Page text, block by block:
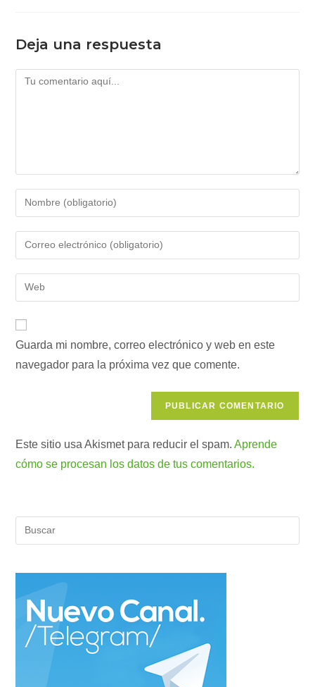
Deja una respuesta
Comentario
Introduce
tu
nombre
de
usuario
para
Introduce
tu
dirección
de
para
comentar
Introduce
la
de
tu
web
Guarda mi nombre, correo electrónico y web en este
navegador para la próxima vez que comente.
Este sitio usa Akismet para reducir el spam.Aprende
cómo se procesan los datos de tus comentarios.